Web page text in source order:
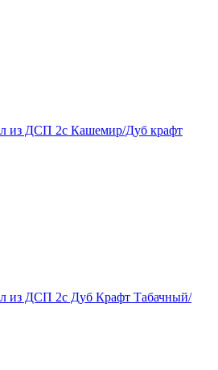
из ДСП 2с Кашемир/Дуб крафт
из ДСП 2с Дуб Крафт Табачный/